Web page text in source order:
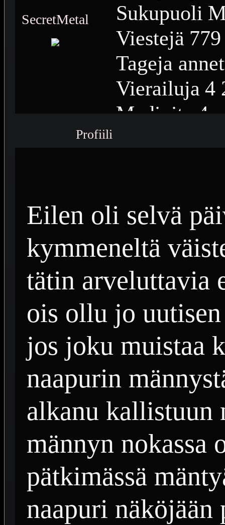
SecretMetal
Sukupuoli
Viestejä 779
Tageja
Vierailuja 4
Medioita
4
Profiili
Eilen oli selvä
kymmeneltä
tätin arveluttavia
ois ollu jo
jos joku muistaa
naapurin
alkanu
männyn nokassa
pätkimässä
naapuri näköjään